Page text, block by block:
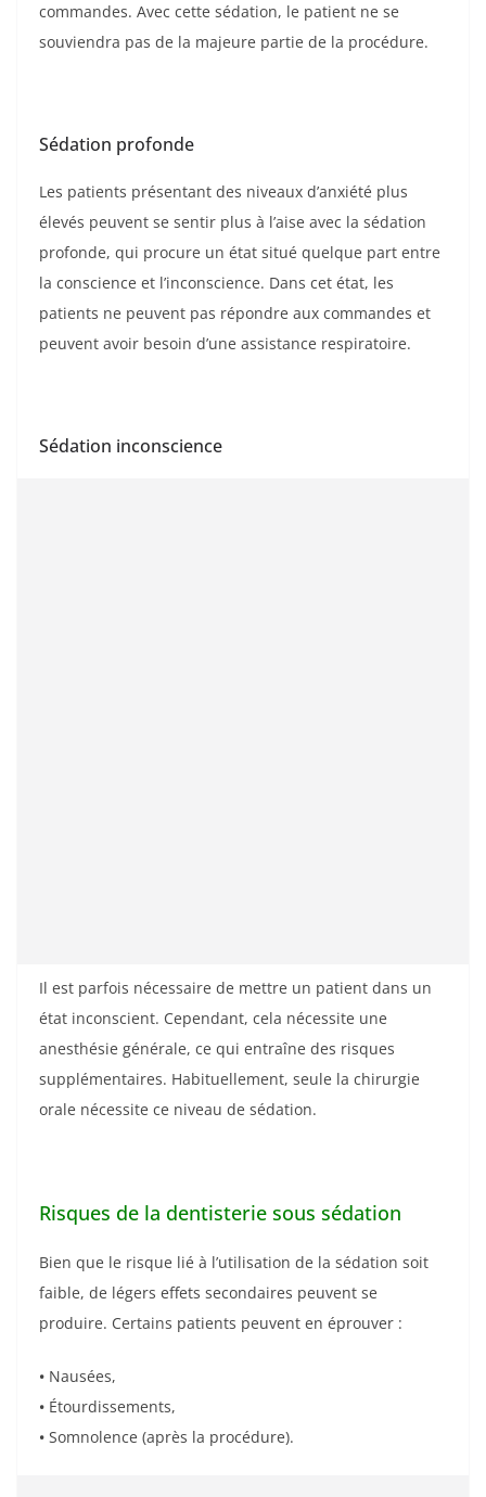
commandes. Avec cette sédation, le patient ne se
souviendra pas de la majeure partie de la procédure.
Sédation profonde
Les patients présentant des niveaux d’anxiété plus
élevés peuvent se sentir plus à l’aise avec la sédation
profonde, qui procure un état situé quelque part entre
la conscience et l’inconscience. Dans cet état, les
patients ne peuvent pas répondre aux commandes et
peuvent avoir besoin d’une assistance respiratoire.
Sédation inconscience
Il est parfois nécessaire de mettre un patient dans un
état inconscient. Cependant, cela nécessite une
anesthésie générale, ce qui entraîne des risques
supplémentaires. Habituellement, seule la chirurgie
orale nécessite ce niveau de sédation.
Risques de la dentisterie sous sédation
Bien que le risque lié à l’utilisation de la sédation soit
faible, de légers effets secondaires peuvent se
produire. Certains patients peuvent en éprouver :
• Nausées,
• Étourdissements,
• Somnolence (après la procédure).